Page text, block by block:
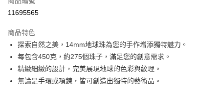
超商取貨付款
街口支付
悠遊付
運送方式
11695565
商品特色
探索自然之美，14mm地球珠為您的手作增添獨特魅力。
每包含450克，約275個珠子，滿足您的創意需求。
精緻細緻的設計，完美展現地球的色彩與紋理。
無論是手環或項鍊，皆可創造出獨特的藝術品。